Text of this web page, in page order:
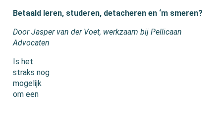
Betaald leren, studeren, detacheren en ‘m smeren?
Door Jasper van der Voet, werkzaam bij Pellicaan
Advocaten
Is het
straks nog
mogelijk
om een